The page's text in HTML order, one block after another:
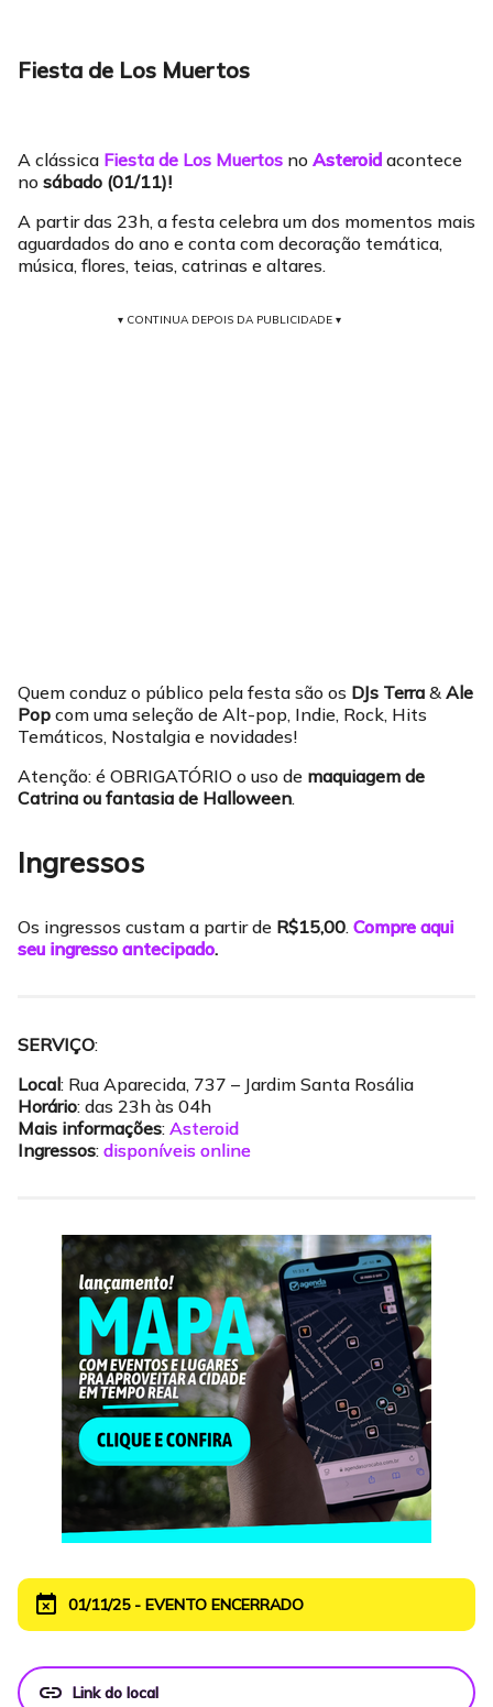
Fiesta de Los Muertos
A clássica Fiesta de Los Muertos no Asteroid acontece
no sábado (01/11)!
A partir das 23h, a festa celebra um dos momentos mais
aguardados do ano e conta com decoração temática,
música, flores, teias, catrinas e altares.
▾ CONTINUA DEPOIS DA PUBLICIDADE ▾
Quem conduz o público pela festa são os DJs Terra & Ale
Pop com uma seleção de Alt-pop, Indie, Rock, Hits
Temáticos, Nostalgia e novidades!
Atenção: é OBRIGATÓRIO o uso de maquiagem de
Catrina ou fantasia de Halloween.
Ingressos
Os ingressos custam a partir de R$15,00. Compre aqui
seu ingresso antecipado.
SERVIÇO:
Local: Rua Aparecida, 737 – Jardim Santa Rosália
Horário: das 23h às 04h
Mais informações: Asteroid
Ingressos: disponíveis online
event_busy 01/11/25 - EVENTO ENCERRADO
link Link do local